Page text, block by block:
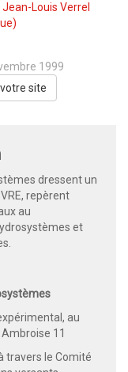
Jean-Louis Verrel
1999
site
dressent un
repèrent
au
et
au
11
travers le Comité